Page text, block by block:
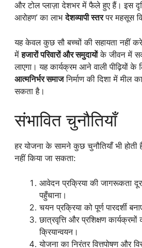
और टोल प्लाज़ा देशभर में फैले हुए हैं। इस
आरोहण’ का लाभदेशव्यापी स्तरपर महसूस
यह केवल कुछ सौ बच्चों की सहायता नहीं
मेंहजारों परिवारों और समुदायोंके जीवन में
लाएगा। यह कार्यक्रम आने वाली पीढ़ियों के
आत्मनिर्भर समाजनिर्माण की दिशा में मील
सकता है।
संभावित चुनौतियाँ
हर योजना के सामने कुछ चुनौतियाँ भी
नहीं किया जा सकता:
आवेदन प्रक्रिया की जागरूकता
पहुँचाना।
चयन प्रक्रिया को पूर्ण पारदर्शी
छात्रवृत्ति और प्रशिक्षण कार्यक्रमों
क्रियान्वयन।
योजना का निरंतर वित्तपोषण और